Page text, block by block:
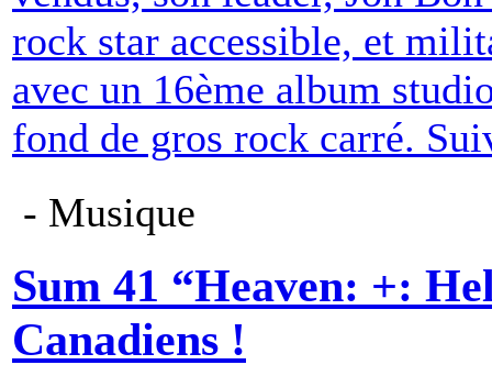
rock star accessible, et
avec un 16ème album
fond de gros rock carré.
- Musique
Sum 41 “Heaven: +:
Canadiens !